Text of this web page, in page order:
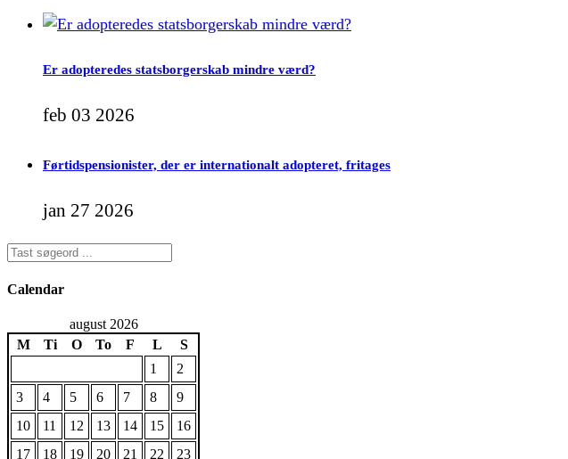
Er adopteredes statsborgerskab mindre værd?
feb 03 2026
Førtidspensionister, der er internationalt adopteret, fritages
jan 27 2026
Calendar
august 2026
M
Ti O To F L
S
1
2
3
4 5 6 7 8
9
10
11 12 13 14 15
16
17
18 19 20 21 22 23